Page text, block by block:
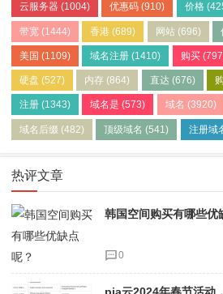
云服务器 (1004) 优惠码 (910) 价格
带宽 (1444) 香港 (689) 网站(696)
美国 (1109) 域名注册 (1410) 购买
硬盘 (527) 内存 (864) 直达 (676)
注册 (1343) 域名是 (573) 域名 (3920)
域名后缀 (482) 顶级域名 (541) 注册域
热评文章
韩国空间购买有哪些优
0